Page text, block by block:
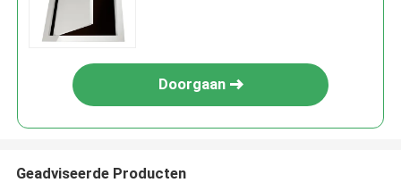
Doorgaan
Geadviseerde Producten